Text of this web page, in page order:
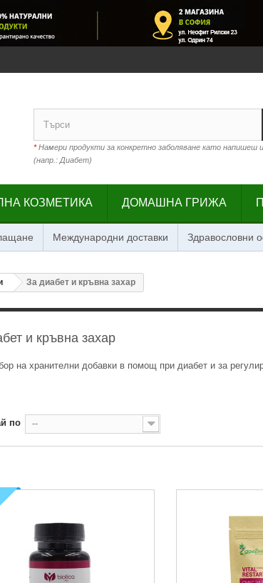
*Намери продукти за конкретно заболяване като напишеш
(напр.: Диабет)
КОЗМЕТИКА ДОМАШНА ГРИЖА
Международни доставки Здравословни
За диабет и кръвна захар
и кръвна захар
на хранителни добавки в помощ при диабет и за
по --